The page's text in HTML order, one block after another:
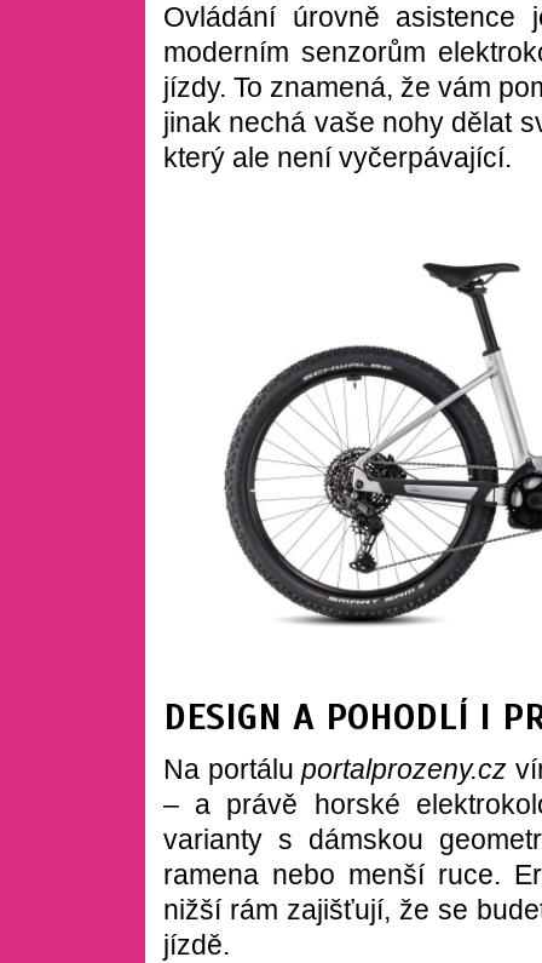
Ovládání úrovně asistence
moderním senzorům
jízdy. To znamená, že vám
jinak nechá vaše nohy dělat
který ale není vyčerpávající.
DESIGN A POHODLÍ I
Na portáluportalprozeny.cz
– a právě horské
varianty s dámskou
ramena nebo menší ruce.
nižší rám zajišťují, že se
jízdě.